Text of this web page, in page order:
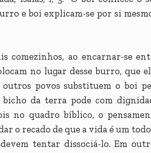
e boi explicam-se por si
comezinhos, ao encarnar-se
no lugar desse burro, que
outros povos substituem o boi
da terra pode com
no quadro bíblico, o
o recado de que a vida é um
tentar dissociá-lo. Em